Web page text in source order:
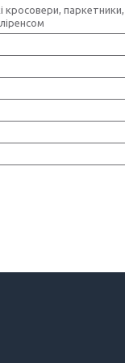
кросовери, паркетники,